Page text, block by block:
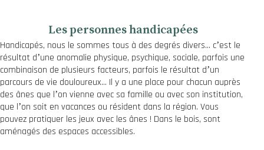
Les personnes handicapées
Handicapés, nous le sommes tous à des degrés divers… cʼest le
résultat dʼune anomalie physique, psychique, sociale, parfois une
combinaison de plusieurs facteurs, parfois le résultat dʼun
parcours de vie douloureux… Il y a une place pour chacun auprès
des ânes que lʼon vienne avec sa famille ou avec son institution,
que lʼon soit en vacances ou résident dans la région. Vous
pouvez pratiquer les jeux avec les ânes ! Dans le bois, sont
aménagés des espaces accessibles.